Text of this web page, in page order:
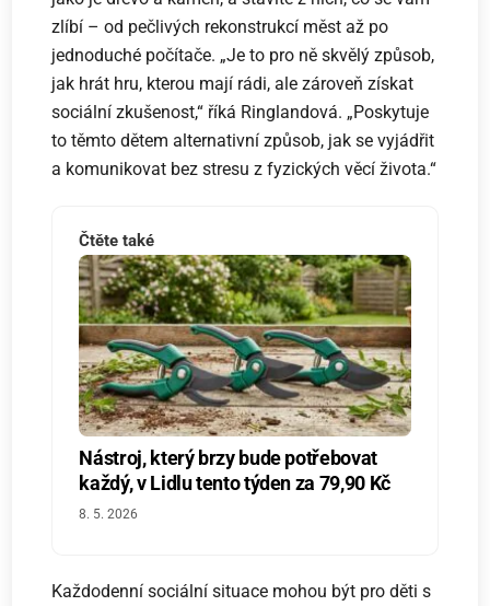
zlíbí – od pečlivých rekonstrukcí měst až po
jednoduché počítače. „Je to pro ně skvělý způsob,
jak hrát hru, kterou mají rádi, ale zároveň získat
sociální zkušenost,“ říká Ringlandová. „Poskytuje
to těmto dětem alternativní způsob, jak se vyjádřit
a komunikovat bez stresu z fyzických věcí života.“
Čtěte také
Nástroj, který brzy bude potřebovat
každý, v Lidlu tento týden za 79,90 Kč
8. 5. 2026
Každodenní sociální situace mohou být pro děti s